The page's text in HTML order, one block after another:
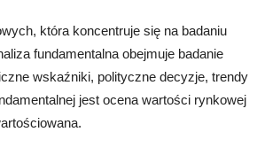
która koncentruje się na badaniu
fundamentalna obejmuje badanie
wskaźniki, polityczne decyzje, trendy
jest ocena wartości rynkowej